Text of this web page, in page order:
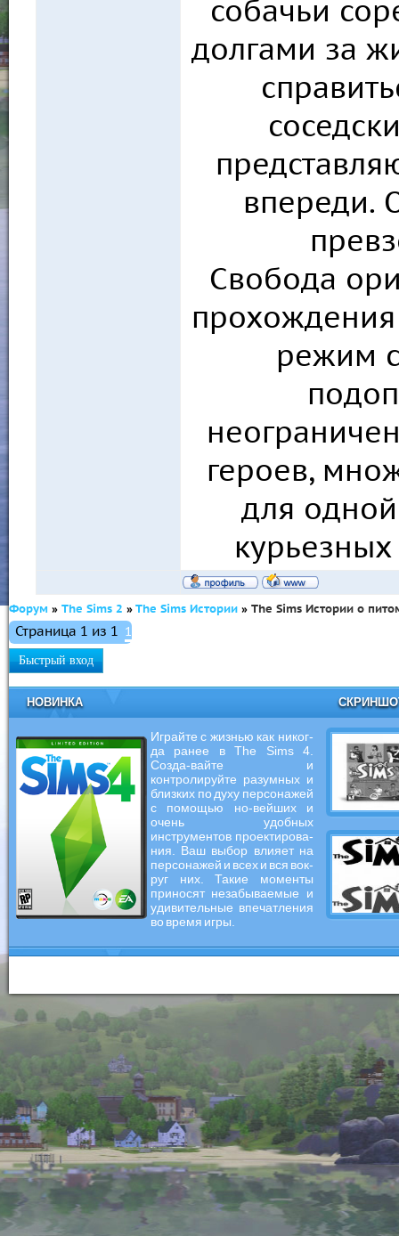
собачьи
долгами за
впереди.
Свобода
режим
героев,
для
Форум » The Sims 2 »The Sims Истории » The Sims Истории о
Страница 1 из 1 1
НОВИНКА
Играйте с жизнью как никог-
да ранее в The Sims 4.
Созда-вайте и
контролируйте разумных и
близких по духу персонажей
с помощью но-вейших и
очень удобных
инструментов проектирова-
ния. Ваш выбор влияет на
персонажей и всех и вся вок-
руг них. Такие моменты
приносят незабываемые и
удивительные впечатления
во время игры.